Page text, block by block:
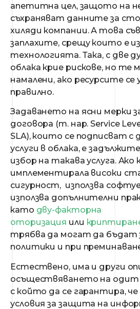
апетитна цел, защото на
съхраняват данните за
хиляди компании. А това
заплахите, срещу които е
технологията. Така, с две
облака крие рискове, но
намалени, ако ресурсите се
правилно.
Задаването на ясни мерки
договора (т. нар. Service
SLA), които се подписват
услуги в облака, е
избор на такава услуга.
имплементирала високи
сигурност, използва
използва допълнителни
като дву-факторна
оторизация или
трябва да могат да бъдат
политики и при
Естествено, има и други
осъществяването на одит
с който да се гарантира, че
условия за защита на